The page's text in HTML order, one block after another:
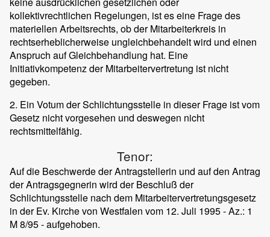
kollektivrechtlichen Regelungen, ist es eine Frage des
materiellen Arbeitsrechts, ob der Mitarbeiterkreis in
rechtserheblicherweise ungleichbehandelt wird und einen
Anspruch auf Gleichbehandlung hat. Eine
Initiativkompetenz der Mitarbeitervertretung ist nicht
gegeben.
2. Ein Votum der Schlichtungsstelle in dieser Frage ist vom
Gesetz nicht vorgesehen und deswegen nicht
rechtsmittelfähig.
Tenor:
Auf die Beschwerde der Antragstellerin und auf den Antrag
der Antragsgegnerin wird der Beschluß der
Schlichtungsstelle nach dem Mitarbeitervertretungsgesetz
in der Ev. Kirche von Westfalen vom 12. Juli 1995 - Az.: 1
M 8/95 - aufgehoben.